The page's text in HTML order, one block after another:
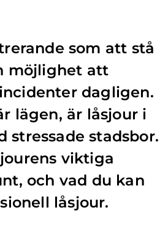
som att stå
möjlighet att
dagligen.
lägen, är låsjour i
stressade stadsbor.
viktiga
och vad du kan
låsjour.